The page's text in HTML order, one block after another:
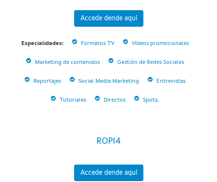
Accede dende aquí
Especialidades: Formatos TV Vídeos promocionales
Marketing de contenidos Gestión de Redes Sociales
Reportajes Social Media Marketing Entrevistas
Tutoriales Directos Spots.
ROPI4
Accede dende aquí